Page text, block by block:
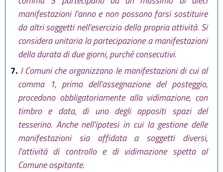
manifestazioni l'anno e non possono farsi sostituire
da altri soggetti nell'esercizio della propria attività. Si
considera unitaria la partecipazione a manifestazioni
della durata di due giorni, purché consecutivi.
7. I Comuni che organizzano le manifestazioni di cui al
comma 1, prima dell'assegnazione del posteggio,
procedono obbligatoriamente alla vidimazione, con
timbro e data, di uno degli appositi spazi del
tesserino. Anche nell'ipotesi in cui la gestione delle
manifestazioni sia affidata a soggetti diversi,
l'attività di controllo e di vidimazione spetta al
Comune ospitante.